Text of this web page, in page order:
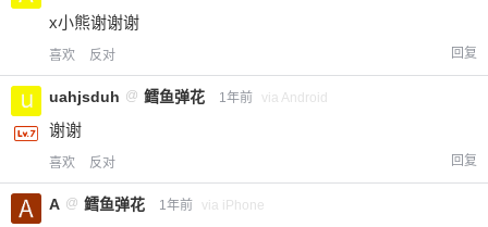
x小熊谢谢谢
喜欢 反对 回复
uahjsduh @ 鳕鱼弹花 1年前 via Android
谢谢
喜欢 反对 回复
A @ 鳕鱼弹花 1年前 via iPhone